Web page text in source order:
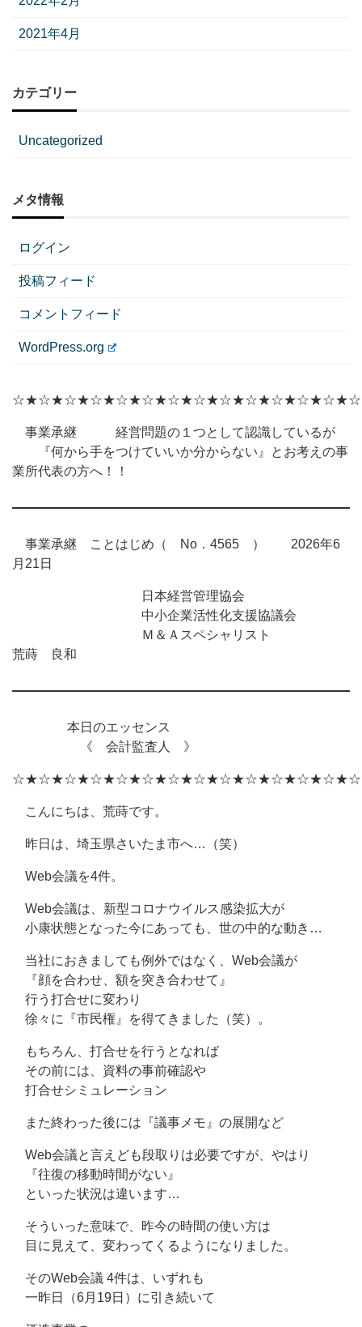
2021年4月
カテゴリー
Uncategorized
メタ情報
ログイン
投稿フィード
コメントフィード
WordPress.org
事業承継 経営問題の１つとして認識しているが
『何から手をつけていいか分からない』とお考えの事
業所代表の方へ！！
事業承継 ことはじめ（ No．4565 ） 2026年6
月21日
日本経営管理協会
中小企業活性化支援協議会
Ｍ＆Ａスペシャリスト
荒蒔 良和
本日のエッセンス
《 会計監査人 》
こんにちは、荒蒔です。
昨日は、埼玉県さいたま市へ…（笑）
Web会議を4件。
Web会議は、新型コロナウイルス感染拡大が
小康状態となった今にあっても、世の中的な動き…
当社におきましても例外ではなく、Web会議が
『顔を合わせ、額を突き合わせて』
行う打合せに変わり
徐々に『市民権』を得てきました（笑）。
もちろん、打合せを行うとなれば
その前には、資料の事前確認や
打合せシミュレーション
また終わった後には『議事メモ』の展開など
Web会議と言えども段取りは必要ですが、やはり
『往復の移動時間がない』
といった状況は違います…
そういった意味で、昨今の時間の使い方は
目に見えて、変わってくるようになりました。
そのWeb会議 4件は、いずれも
一昨日（6月19日）に引き続いて